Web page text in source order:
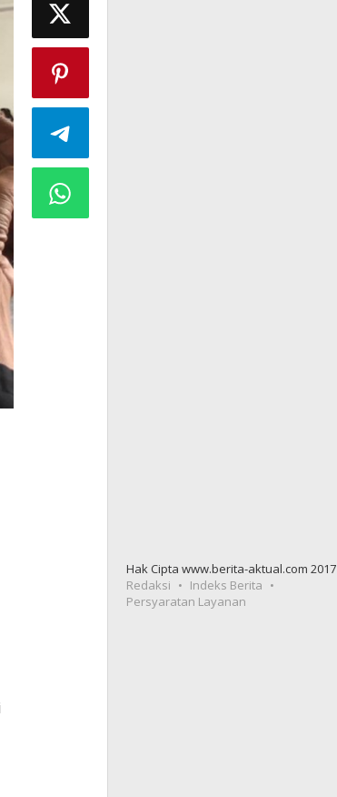
Hak Cipta www.berita-aktual.com 2017
Redaksi
Indeks Berita
Persyaratan Layanan